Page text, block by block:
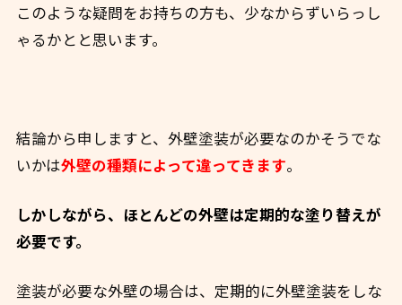
このような疑問をお持ちの方も、少なからずいらっし
ゃるかとと思います。
結論から申しますと、外壁塗装が必要なのかそうでな
いかは外壁の種類によって違ってきます。
しかしながら、ほとんどの外壁は定期的な塗り替えが
必要です。
塗装が必要な外壁の場合は、定期的に外壁塗装をしな